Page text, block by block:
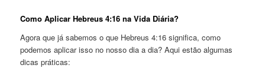
Como Aplicar Hebreus 4:16 na Vida Diária?
Agora que já sabemos o que Hebreus 4:16 significa, como
podemos aplicar isso no nosso dia a dia? Aqui estão algumas
dicas práticas: